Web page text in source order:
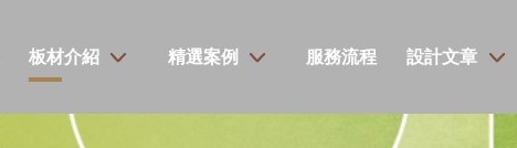
板材介紹 精選案例 服務流程 設計文章